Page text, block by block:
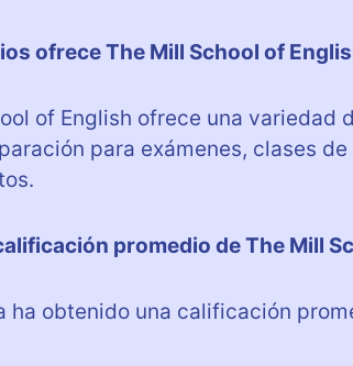
ofrece The Mill School of
of English ofrece una variedad
para exámenes, clases
promedio de The Mill
ha obtenido una calificación